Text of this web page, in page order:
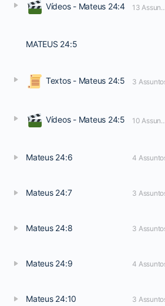
Vídeos - Mateus 24:4 13
MATEUS 24:5
Textos - Mateus 24:5 3
Vídeos - Mateus 24:5 10
Mateus 24:6 4
Mateus 24:7 3
Mateus 24:8 3
Mateus 24:9 4
Mateus 24:10 3